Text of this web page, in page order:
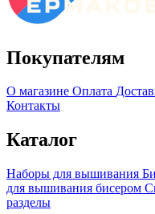
Покупателям
О магазине Оплата
Контакты
Каталог
Наборы для вышивания
для вышивания бисером
разделы